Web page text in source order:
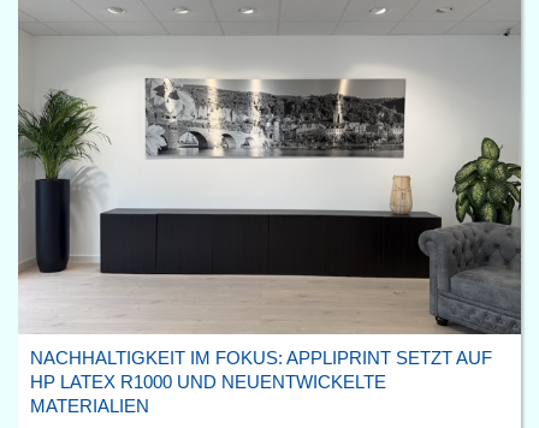
NACHHALTIGKEIT IM FOKUS: APPLIPRINT SETZT AUF
HP LATEX R1000 UND NEUENTWICKELTE
MATERIALIEN